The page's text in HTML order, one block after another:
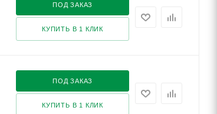
ПОД ЗАКАЗ
КУПИТЬ В 1 КЛИК
ПОД ЗАКАЗ
КУПИТЬ В 1 КЛИК